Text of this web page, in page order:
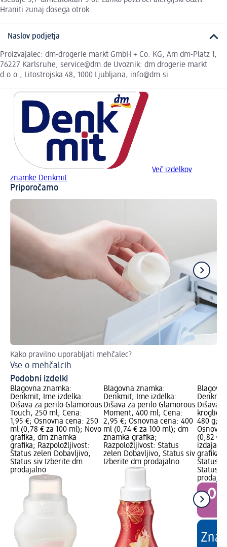
Hraniti zunaj dosega otrok.
Naslov podjetja
Proizvajalec: dm-drogerie markt GmbH + Co. KG, Am dm-Platz 1,
76227 Karlsruhe, service@dm.de Uvoznik: dm drogerie markt
d.o.o., Litostrojska 48, 1000 Ljubljana, info@dm.si
Več izdelkov
znamke Denkmit
Priporočamo
Kako pravilno uporabljati mehčalec?
Vse o mehčalcih
Podobni izdelki
Blagovna znamka:
Denkmit; Ime izdelka:
Dišava za perilo Glamorous
Touch, 250 ml; Cena:
1,95 €; Osnovna cena: 250
ml (0,78 € za 100 ml); Novo
grafika, dm znamka
grafika; Razpoložljivost:
Status zelen Dobavljivo,
Status siv Izberite dm
prodajalno
Blagovna znamka:
Denkmit; Ime izdelka:
Dišava za perilo Glamorous
Moment, 400 ml; Cena:
2,95 €; Osnovna cena: 400
ml (0,74 € za 100 ml); dm
znamka grafika;
Razpoložljivost: Status
zelen Dobavljivo, Status siv
Izberite dm prodajalno
Dišava
kroglic
480 g;
(0,82 €
izdaja
grafika;
Status
Status